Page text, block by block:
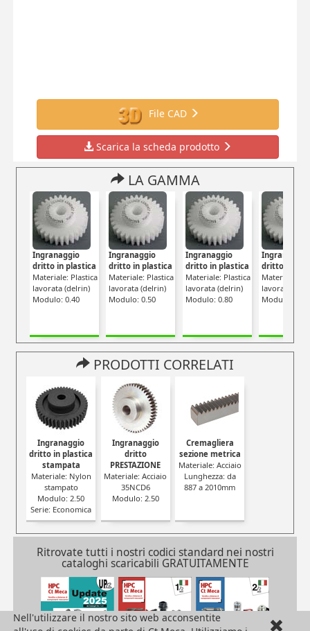
File CAD
Scarica la scheda prodotto
LA GAMMA
Ingranaggio
dritto in plastica
Materiale: Plastica
lavorata (delrin)
Modulo: 0.40
Ingranaggio
dritto in plastica
Materiale: Plastica
lavorata (delrin)
Modulo: 0.50
Ingranaggio
dritto in plastica
Materiale: Plastica
lavorata (delrin)
Modulo: 0.80
Ingranaggio
dritto in
Materiale:
lavorata
Modulo: 1.00
PRODOTTI CORRELATI
Ingranaggio
dritto in plastica
stampata
Materiale: Nylon
stampato
Modulo: 2.50
Serie: Economica
Ingranaggio
dritto
PRESTAZIONE
Materiale: Acciaio
35NCD6
Modulo: 2.50
Cremagliera
sezione metrica
Materiale: Acciaio
Lunghezza: da
887 a 2010mm
Ritrovate tutti i nostri codici standard nei nostri
cataloghi scaricabili GRATUITAMENTE
Nell'utilizzare il nostro sito web acconsentite